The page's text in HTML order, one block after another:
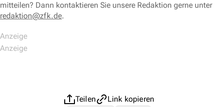
mitteilen? Dann kontaktieren Sie unsere Redaktion gerne unter
redaktion@zfk.de.
Teilen
Link kopieren